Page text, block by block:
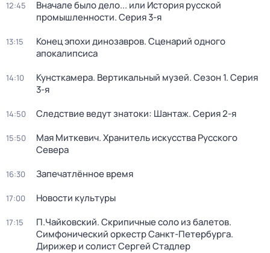
12:45
Вначале было дело... или История русской
промышленности. Серия 3-я
13:15
Конец эпохи динозавров. Сценарий одного
апокалипсиса
14:10 Кунсткамера. Вертикальный музей. Сезон 1. Серия
3-я
14:50 Следствие ведут знатоки: Шантаж. Серия 2-я
15:50
Мая Миткевич. Хранитель искусства Русского
Севера
16:30 Запечатлённое время
17:00 Новости культуры
17:15
П.Чайковский. Скрипичные соло из балетов.
Симфонический оркестр Санкт-Петербурга.
Дирижер и солист Сергей Стадлер